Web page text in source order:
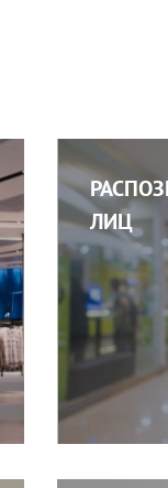
ЛИЦ